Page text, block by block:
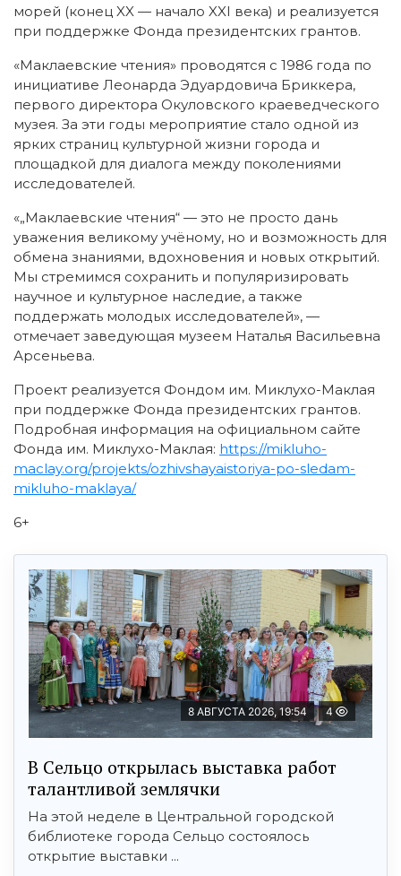
морей (конец XX — начало XXI века) и реализуется
при поддержке Фонда президентских грантов.
«Маклаевские чтения» проводятся с 1986 года по
инициативе Леонарда Эдуардовича Бриккера,
первого директора Окуловского краеведческого
музея. За эти годы мероприятие стало одной из
ярких страниц культурной жизни города и
площадкой для диалога между поколениями
исследователей.
«„Маклаевские чтения“ — это не просто дань
уважения великому учёному, но и возможность для
обмена знаниями, вдохновения и новых открытий.
Мы стремимся сохранить и популяризировать
научное и культурное наследие, а также
поддержать молодых исследователей», —
отмечает заведующая музеем Наталья Васильевна
Арсеньева.
Проект реализуется Фондом им. Миклухо-Маклая
при поддержке Фонда президентских грантов.
Подробная информация на официальном сайте
Фонда им. Миклухо-Маклая: https://mikluho-
maclay.org/projekts/ozhivshayaistoriya-po-sledam-
mikluho-maklaya/
6+
8 АВГУСТА 2026, 19:54 4
В Сельцо открылась выставка работ
талантливой землячки
На этой неделе в Центральной городской
библиотеке города Сельцо состоялось
открытие выставки ...